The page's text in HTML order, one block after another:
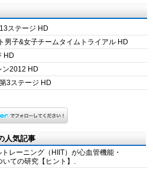
ステージ HD
男子&女子チームタイムトライアル HD
HD
ン2012 HD
3ステージ HD
人気記事
レーニング（HIIT）が心血管機能・
ての研究【ヒント】.